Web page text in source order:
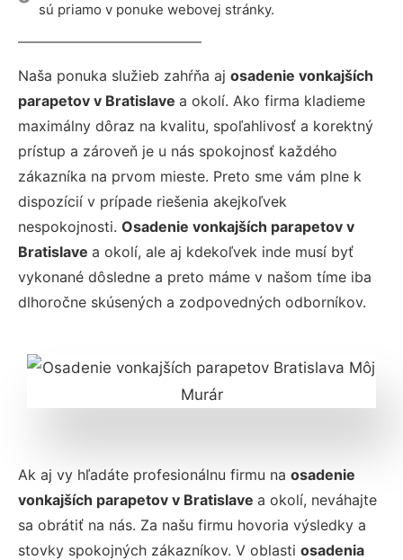
sú priamo v ponuke webovej stránky.
Naša ponuka služieb zahŕňa aj osadenie vonkajších
parapetov v Bratislave a okolí. Ako firma kladieme
maximálny dôraz na kvalitu, spoľahlivosť a korektný
prístup a zároveň je u nás spokojnosť každého
zákazníka na prvom mieste. Preto sme vám plne k
dispozícií v prípade riešenia akejkoľvek
nespokojnosti. Osadenie vonkajších parapetov v
Bratislave a okolí, ale aj kdekoľvek inde musí byť
vykonané dôsledne a preto máme v našom tíme iba
dlhoročne skúsených a zodpovedných odborníkov.
Ak aj vy hľadáte profesionálnu firmu na osadenie
vonkajších parapetov v Bratislave a okolí, neváhajte
sa obrátiť na nás. Za našu firmu hovoria výsledky a
stovky spokojných zákazníkov. V oblasti osadenia